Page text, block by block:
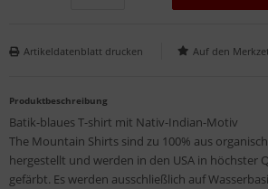
Artikeldatenblatt drucken
Produktbeschreibung
Batik-blaues T-shirt mit Nativ-Indian-Motiv
The Mountain Shirts sind zu 100% aus
hergestellt und werden in den USA in höchster
gefärbt. Es werden ausschließlich auf